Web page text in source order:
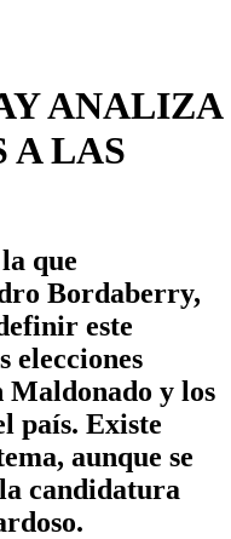
ANALIZA
A LAS
que
Bordaberry,
este
elecciones
Maldonado y los
país. Existe
aunque se
candidatura